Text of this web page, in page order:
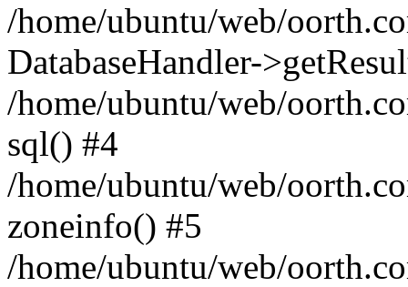
/home/ubuntu/web/
DatabaseHandler-
/home/ubuntu/web/
sql() #4
/home/ubuntu/web/
zoneinfo() #5
/home/ubuntu/web/